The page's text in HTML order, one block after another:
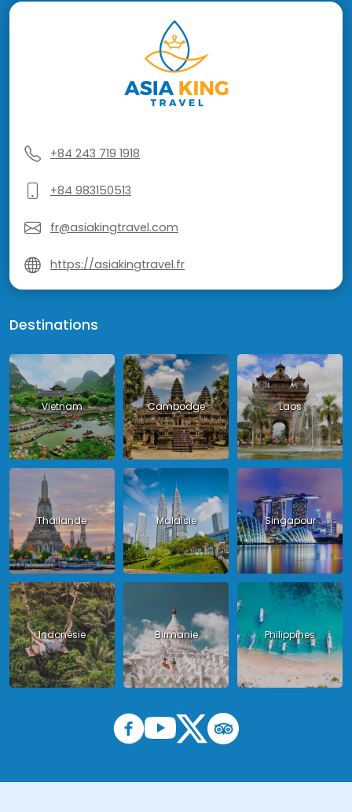
+84 243 719 1918
+84 983150513
fr@asiakingtravel.com
https://asiakingtravel.fr
Destinations
Vietnam Cambodge Laos
Thailande Malaisie Singapour
Indonésie Birmanie Philippines